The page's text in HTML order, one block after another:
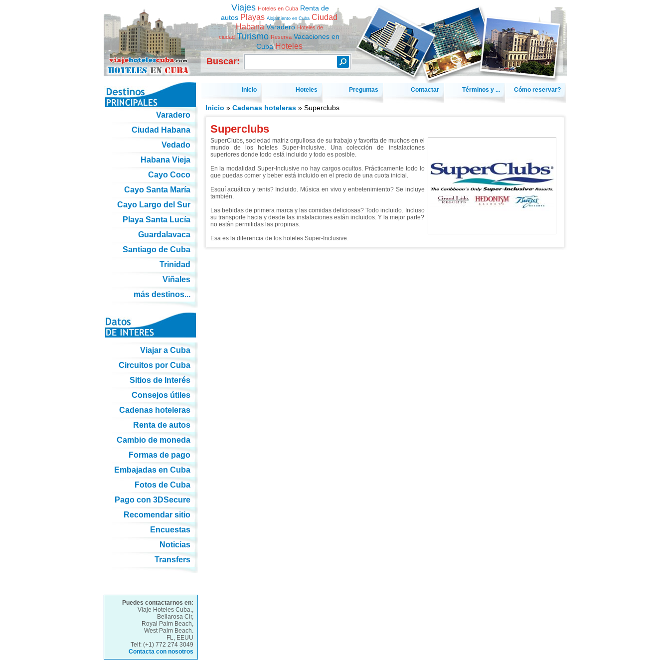
Viajes Hoteles en Cuba Renta de
autos Playas Alojamiento en Cuba Ciudad
Habana Varadero Hoteles de
ciudad Turismo Reserva Vacaciones en
Cuba Hoteles
Buscar:
Inicio Hoteles Preguntas Contactar Términos y ... Cómo reservar?
Inicio » Cadenas hoteleras» Superclubs
Superclubs
SuperClubs, sociedad matriz orgullosa de su trabajo y favorita de muchos en el
mundo de los hoteles Super-Inclusive. Una colección de instalaciones
superiores donde todo está incluido y todo es posible.
En la modalidad Super-Inclusive no hay cargos ocultos. Prácticamente todo lo
que puedas comer y beber está incluido en el precio de una cuota inicial.
Esquí acuático y tenis? Incluido. Música en vivo y entretenimiento? Se incluye
también.
Las bebidas de primera marca y las comidas deliciosas? Todo incluido. Incluso
su transporte hacia y desde las instalaciones están incluidos. Y la mejor parte?
no están permitidas las propinas.
Esa es la diferencia de los hoteles Super-Inclusive.
Varadero
Ciudad Habana
Vedado
Habana Vieja
Cayo Coco
Cayo Santa María
Cayo Largo del Sur
Playa Santa Lucía
Guardalavaca
Santiago de Cuba
Trinidad
Viñales
más destinos...
Viajar a Cuba
Circuitos por Cuba
Sitios de Interés
Consejos útiles
Cadenas hoteleras
Renta de autos
Cambio de moneda
Formas de pago
Embajadas en Cuba
Fotos de Cuba
Pago con 3DSecure
Recomendar sitio
Encuestas
Noticias
Transfers
Puedes contactarnos en:
Viaje Hoteles Cuba.,
Bellarosa Cir,
Royal Palm Beach,
West Palm Beach.
FL, EEUU
Telf: (+1) 772 274 3049
Contacta con nosotros